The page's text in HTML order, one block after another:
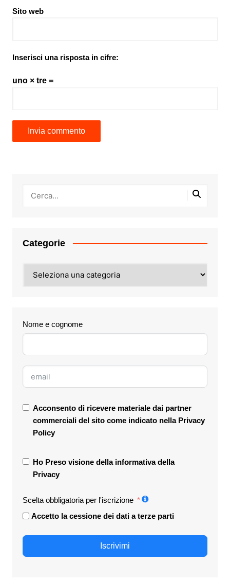
Sito web
Inserisci una risposta in cifre:
uno × tre =
Categorie
Nome e cognome
Acconsento di ricevere materiale dai partner
commerciali del sito come indicato nella Privacy
Policy
Ho Preso visione della informativa della
Privacy
Scelta obbligatoria per l'iscrizione
Accetto la cessione dei dati a terze parti
Iscrivimi